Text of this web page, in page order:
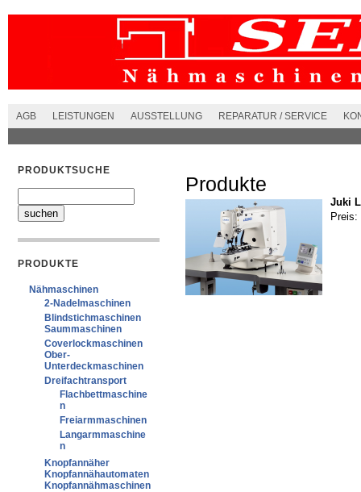
AGB LEISTUNGEN AUSSTELLUNG REPARATUR / SERVICE
PRODUKTSUCHE
PRODUKTE
Nähmaschinen
2-Nadelmaschinen
Blindstichmaschinen
Saummaschinen
Coverlockmaschinen
Ober-
Unterdeckmaschinen
Dreifachtransport
Flachbettmaschine
n
Freiarmmaschinen
Langarmmaschine
n
Knopfannäher
Knopfannähautomaten
Knopfannähmaschinen
Produkte
Juki
Preis: